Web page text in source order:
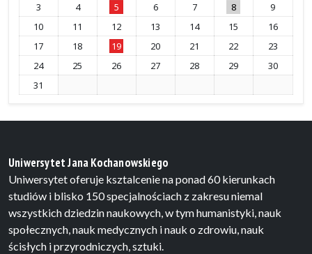
3
4 5 6 7 8
9
10
11 12 13 14 15
16
17
18 19 20 21 22
23
24
25 26 27 28 29
30
31
Uniwersytet Jana Kochanowskiego
Uniwersytet oferuje ksztalcenie na ponad 60 kierunkach
studiów i blisko 150 specjalnościach z zakresu niemal
wszystkich dziedzin naukowych, w tym humanistyki, nauk
społecznych, nauk medycznych i nauk o zdrowiu, nauk
ścisłych i przyrodniczych, sztuki.